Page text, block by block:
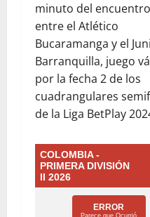
minuto del encuentro
entre el Atlético
Bucaramanga y el
Barranquilla, juego
por la fecha 2 de los
cuadrangulares
de la Liga BetPlay